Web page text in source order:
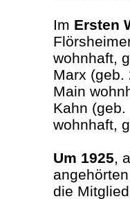
Im Ersten
wohnhaft,
Marx (geb.
Main
Kahn
Um 1925,
die